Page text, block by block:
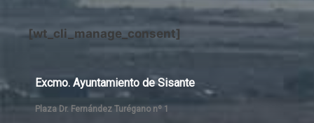
[wt_cli_manage_consent]
Excmo. Ayuntamiento de Sisante
Plaza Dr. Fernández Turégano nº 1